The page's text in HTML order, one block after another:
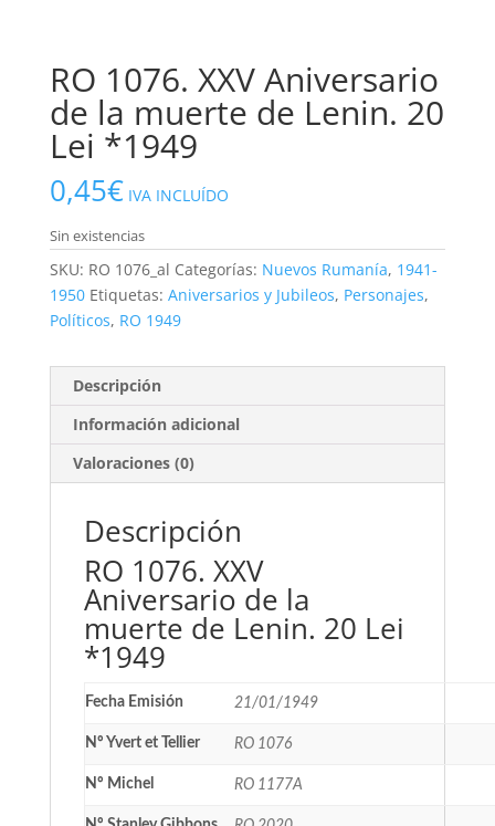
RO 1076. XXV Aniversario
de la muerte de Lenin. 20
Lei *1949
0,45€ IVA INCLUÍDO
Sin existencias
SKU: RO 1076_al Categorías: Nuevos Rumanía, 1941-
1950 Etiquetas: Aniversarios y Jubileos, Personajes,
Políticos, RO 1949
Descripción
Información adicional
Valoraciones (0)
Descripción
RO 1076. XXV
Aniversario de la
muerte de Lenin. 20 Lei
*1949
Fecha Emisión 21/01/1949
Nº Yvert et Tellier RO 1076
Nº Michel RO 1177A